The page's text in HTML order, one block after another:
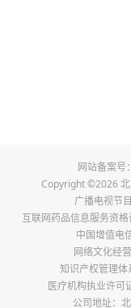
6、阴道干涩：
致阴道干涩。
7、郁郁寡欢：
8、眩晕、耳鸣
网站备案号：
Copyright ©2026
广播电视节
互联网药品信息服务资格
中国增值电
网络文化经
知识产权管理体
医疗机构执业许可
公司地址：